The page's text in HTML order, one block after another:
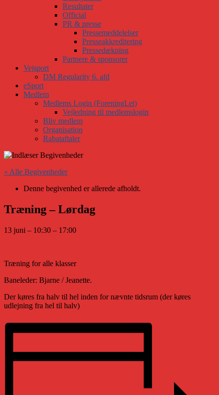
Resultater
Official
PR & presse
Pressemeddelelser
Presseakkreditering
Pressedækning
Partnere & sponsorer
Vejsport
DM Regularity 6. afd
eSport
Medlem
Medlems Login (ForeningLet)
Vejledning til medlemslogin
Bliv medlem
Organisation
Rabataftaler
« Alle Begivenheder
Denne begivenhed er allerede afholdt.
Træning – Lørdag
13 juni – 10:30 – 17:00
Træning for alle klasser
Baneleder: Bjarne / Jeanette.
Der køres fra halv til hel inden for nævnte tidsrum (der køres
udlejning fra hel til halv)